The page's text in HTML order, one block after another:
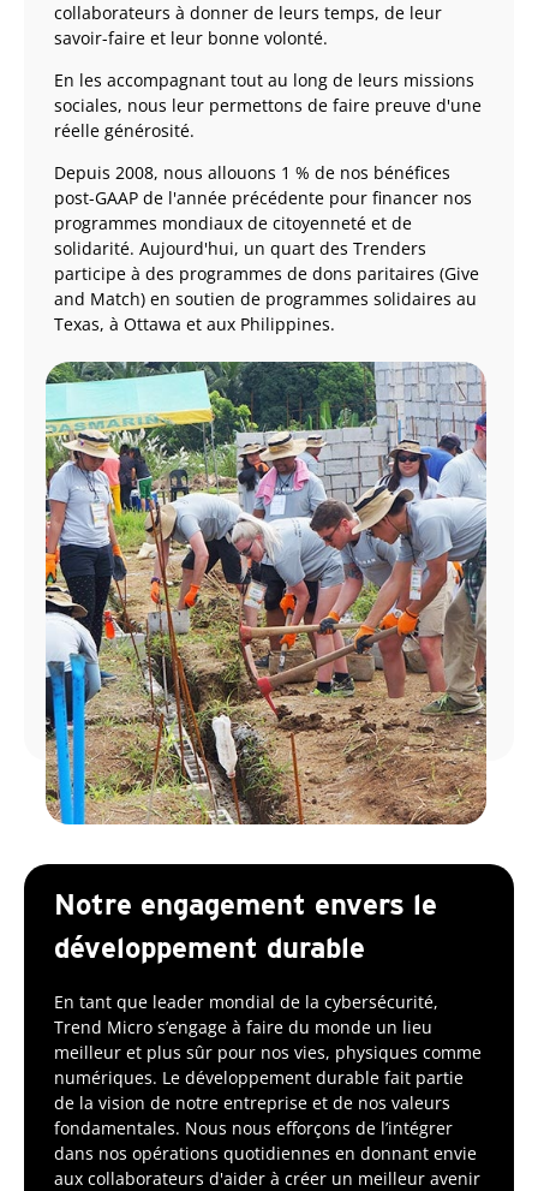
collaborateurs à donner de leurs temps, de leur
savoir-faire et leur bonne volonté.
En les accompagnant tout au long de leurs missions
sociales, nous leur permettons de faire preuve d'une
réelle générosité.
Depuis 2008, nous allouons 1 % de nos bénéfices
post-GAAP de l'année précédente pour financer nos
programmes mondiaux de citoyenneté et de
solidarité. Aujourd'hui, un quart des Trenders
participe à des programmes de dons paritaires (Give
and Match) en soutien de programmes solidaires au
Texas, à Ottawa et aux Philippines.
Notre engagement envers le
développement durable
En tant que leader mondial de la cybersécurité,
Trend Micro s’engage à faire du monde un lieu
meilleur et plus sûr pour nos vies, physiques comme
numériques. Le développement durable fait partie
de la vision de notre entreprise et de nos valeurs
fondamentales. Nous nous efforçons de l’intégrer
dans nos opérations quotidiennes en donnant envie
aux collaborateurs d'aider à créer un meilleur avenir